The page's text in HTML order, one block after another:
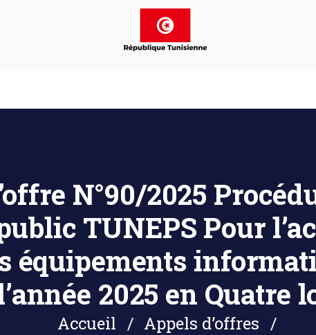
N°90/2025
TUNEPS Pour
équipements
2025 en Quatre
Accueil
Appels d’offres